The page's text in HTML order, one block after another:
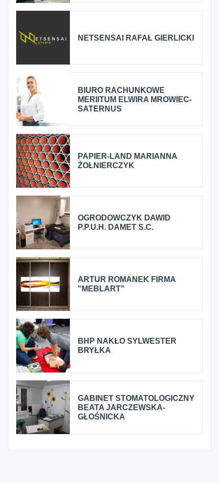
NETSENSAI RAFAŁ GIERLICKI
BIURO RACHUNKOWE
MERIITUM ELWIRA MROWIEC-
SATERNUS
PAPIER-LAND MARIANNA
ŻOŁNIERCZYK
OGRODOWCZYK DAWID
P.P.U.H. DAMET S.C.
ARTUR ROMANEK FIRMA
"MEBLART"
BHP NAKŁO SYLWESTER
BRYŁKA
GABINET STOMATOLOGICZNY
BEATA JARCZEWSKA-
GŁOŚNICKA